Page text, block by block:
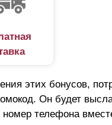
этих бонусов,
Он будет
номер телефона